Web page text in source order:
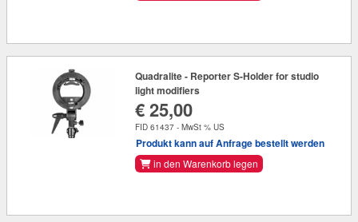
Quadralite - Reporter S-Holder for studio
light modifiers
€ 25,00
FID 61437 - MwSt % US
Produkt kann auf Anfrage bestellt werden
in den Warenkorb legen